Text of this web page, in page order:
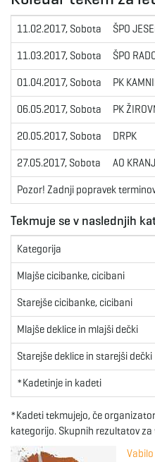
11.02.2017, Sobota ŠPO
11.03.2017, Sobota ŠPO
01.04.2017, Sobota PK
06.05.2017, Sobota PK
20.05.2017, Sobota DRPK
27.05.2017, Sobota AO KRANJ
Pozor! Zadnji popravek
Tekmuje se v naslednjih
Kategorija
Mlajše cicibanke, cicibani
Starejše cicibanke, cicibani
Mlajše deklice in mlajši dečki
Starejše deklice in starejši dečki
*Kadetinje in kadeti
*Kadeti tekmujejo, če
kategorijo. Skupnih rezultatov